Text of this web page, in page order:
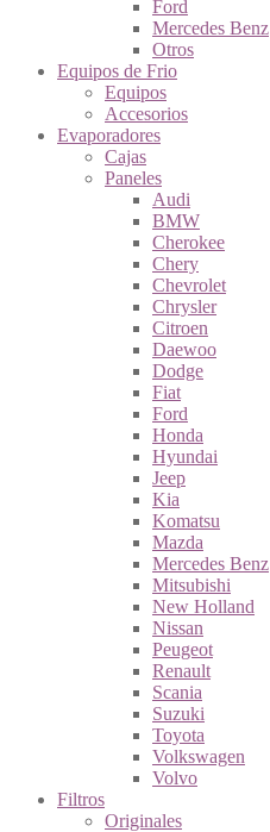
Ford
Mercedes Benz
Otros
Equipos de Frio
Equipos
Accesorios
Evaporadores
Cajas
Paneles
Audi
BMW
Cherokee
Chery
Chevrolet
Chrysler
Citroen
Daewoo
Dodge
Fiat
Ford
Honda
Hyundai
Jeep
Kia
Komatsu
Mazda
Mercedes Benz
Mitsubishi
New Holland
Nissan
Peugeot
Renault
Scania
Suzuki
Toyota
Volkswagen
Volvo
Filtros
Originales